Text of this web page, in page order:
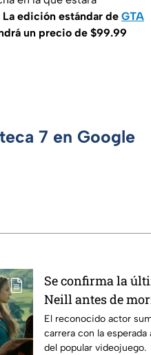
La edición estándar de GTA
un precio de $99.99
7 en Google
Se confirma la
Neill antes de
sabe hasta ahora
El reconocido actor
carrera con la
del popular videojuego.